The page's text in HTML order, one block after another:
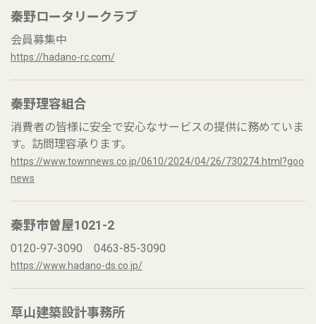
秦野ロータリークラブ
会員募集中
https://hadano-rc.com/
秦野理容組合
消費者の皆様に安全で安心なサービスの提供に務めていま
す。訪問理容承ります。
https://www.townnews.co.jp/0610/2024/04/26/730274.html?goo
news
秦野市曽屋1021-2
0120-97-3090 0463-85-3090
https://www.hadano-ds.co.jp/
草山建築設計事務所